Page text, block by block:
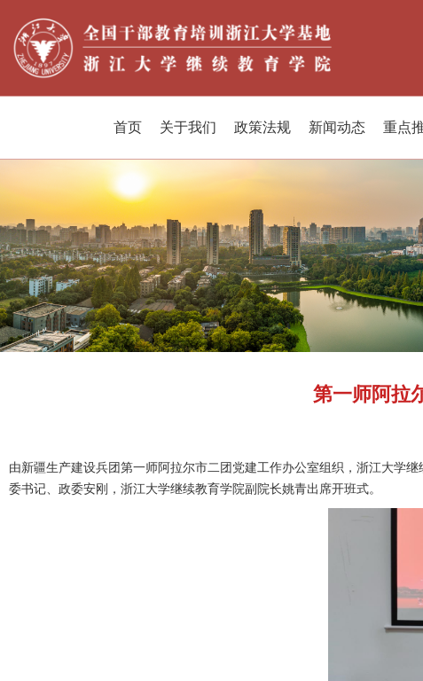
首页 关于我们 政策法规 新闻动态 重点
第一师阿拉
由新疆生产建设兵团第一师阿拉尔市二团党建工作办公室组织，浙江大学
委书记、政委安刚，浙江⼤学继续教育学院副院长姚⻘出席开班式。